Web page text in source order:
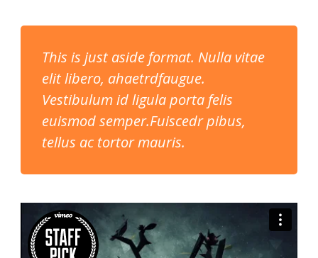
This is just aside format. Nulla vitae
elit libero, ahaetrdfaugue.
Vestibulum id ligula porta felis
euismod semper.Fuiscedr pibus,
tellus ac tortor mauris.